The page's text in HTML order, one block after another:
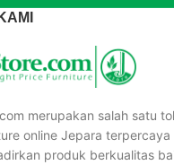
merupakan salah satu
online Jepara terpercaya
produk berkualitas